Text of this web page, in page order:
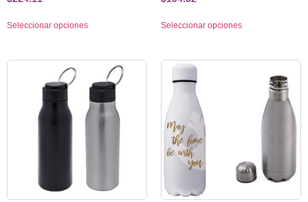
Seleccionar opciones Seleccionar opciones